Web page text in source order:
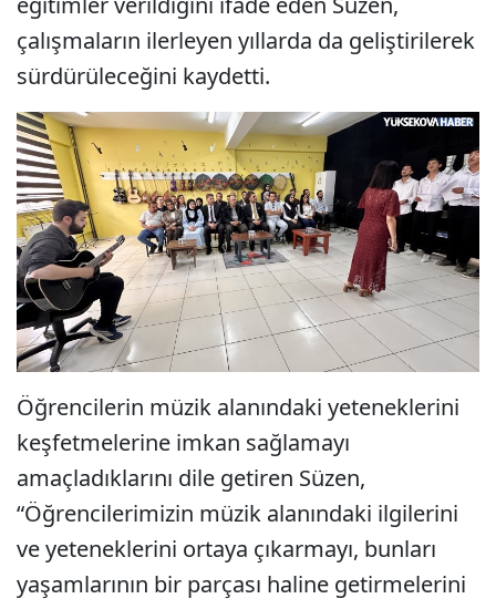
çalışmaların ilerleyen yıllarda da geliştirilerek
sürdürüleceğini kaydetti.
Öğrencilerin müzik alanındaki yeteneklerini
keşfetmelerine imkan sağlamayı
amaçladıklarını dile getiren Süzen,
“Öğrencilerimizin müzik alanındaki ilgilerini
ve yeteneklerini ortaya çıkarmayı, bunları
yaşamlarının bir parçası haline getirmelerini